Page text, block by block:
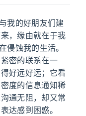
我的好朋友们建
，缘由就在于我
侵蚀我的生活。
密的联系在一
好远好远；它看
度的信息通知稀
通无阻，却又常
达感到困惑。